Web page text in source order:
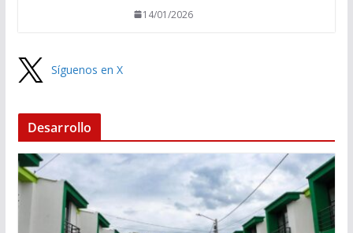
14/01/2026
Síguenos en X
Desarrollo